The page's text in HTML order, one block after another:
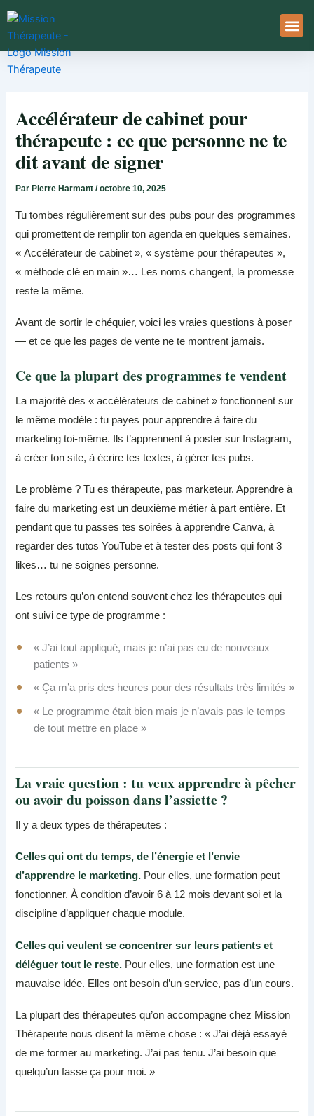
Aller
au
contenu
Accélérateur de cabinet pour
thérapeute : ce que personne ne te
dit avant de signer
Par Pierre Harmant/octobre 10, 2025
Tu tombes régulièrement sur des pubs pour des programmes
qui promettent de remplir ton agenda en quelques semaines.
« Accélérateur de cabinet », « système pour thérapeutes »,
« méthode clé en main »… Les noms changent, la promesse
reste la même.
Avant de sortir le chéquier, voici les vraies questions à poser
— et ce que les pages de vente ne te montrent jamais.
Ce que la plupart des programmes te vendent
La majorité des « accélérateurs de cabinet » fonctionnent sur
le même modèle : tu payes pour apprendre à faire du
marketing toi-même. Ils t’apprennent à poster sur Instagram,
à créer ton site, à écrire tes textes, à gérer tes pubs.
Le problème ? Tu es thérapeute, pas marketeur. Apprendre à
faire du marketing est un deuxième métier à part entière. Et
pendant que tu passes tes soirées à apprendre Canva, à
regarder des tutos YouTube et à tester des posts qui font 3
likes… tu ne soignes personne.
Les retours qu’on entend souvent chez les thérapeutes qui
ont suivi ce type de programme :
« J’ai tout appliqué, mais je n’ai pas eu de nouveaux
patients »
« Ça m’a pris des heures pour des résultats très limités »
« Le programme était bien mais je n’avais pas le temps
de tout mettre en place »
La vraie question : tu veux apprendre à pêcher
ou avoir du poisson dans l’assiette ?
Il y a deux types de thérapeutes :
Celles qui ont du temps, de l’énergie et l’envie
d’apprendre le marketing. Pour elles, une formation peut
fonctionner. À condition d’avoir 6 à 12 mois devant soi et la
discipline d’appliquer chaque module.
Celles qui veulent se concentrer sur leurs patients et
déléguer tout le reste. Pour elles, une formation est une
mauvaise idée. Elles ont besoin d’un service, pas d’un cours.
La plupart des thérapeutes qu’on accompagne chez Mission
Thérapeute nous disent la même chose : « J’ai déjà essayé
de me former au marketing. J’ai pas tenu. J’ai besoin que
quelqu’un fasse ça pour moi. »